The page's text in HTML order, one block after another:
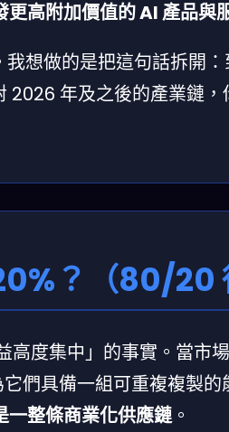
更高附加價值的 AI 產品與
想做的是把這句話拆開
2026 年及之後的產業鏈
？（80/20
高度集中」的事實。當市
們具備一組可重複複製
一整條商業化供應鏈。